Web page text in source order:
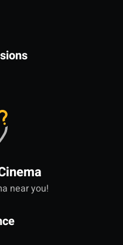
near you!